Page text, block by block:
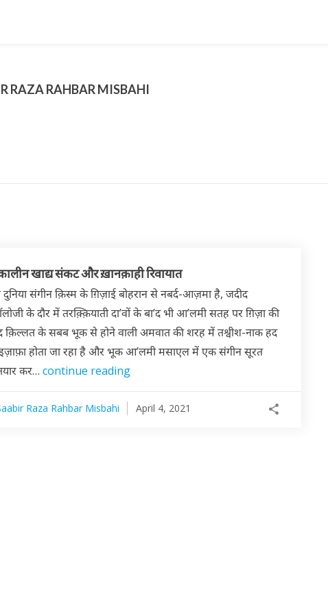
RAZA RAHBAR MISBAHI
खाद्य संकट और ख़ानक़ाही रिवायात
संगीन क़िस्म के ग़िज़ाई बोहरान से नबर्द-आज़मा है, जदीद
के दौर में तरक़्क़ियाती दा’वों के बा’द भी आ’लमी सतह पर ग़िज़ा की
क़िल्लत के सबब भूक से होने वाली अमवात की शरह में तश्वीश-नाक हद
होता जा रहा है और भूक आ’लमी मसाएल में एक संगीन सूरत
कर… continue reading
Raza Rahbar Misbahi April 4, 2021